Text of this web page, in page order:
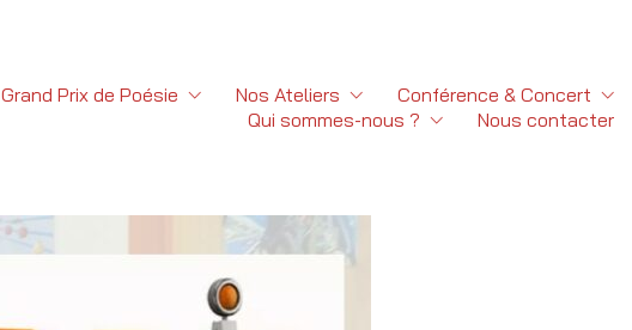
Grand Prix de Poésie Nos Ateliers
Conférence & Concert
Qui sommes-nous ?
Nous contacter